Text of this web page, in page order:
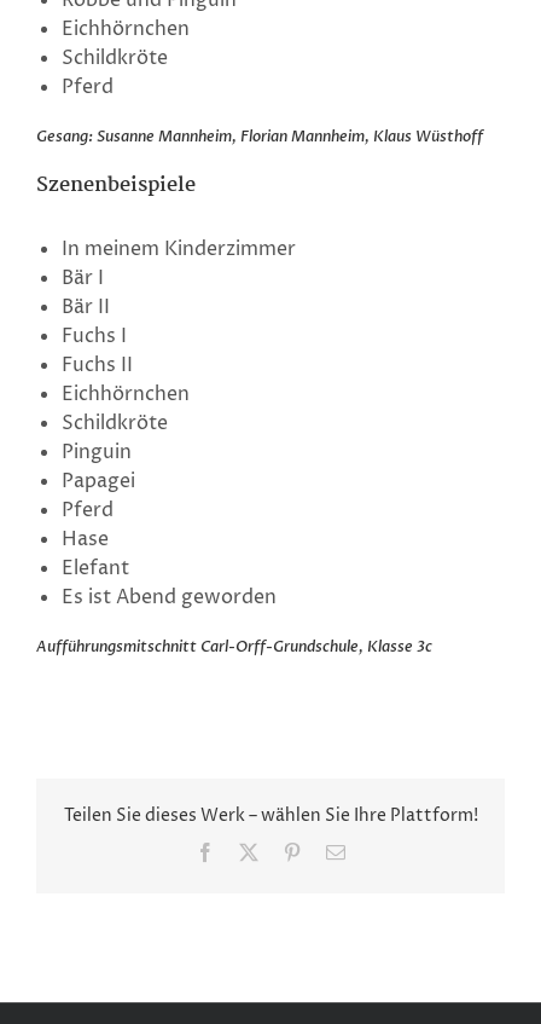
Eichhörnchen
Schildkröte
Pferd
Gesang: Susanne Mannheim, Florian Mannheim, Klaus Wüsthoff
Szenenbeispiele
In meinem Kinderzimmer
Bär I
Bär II
Fuchs I
Fuchs II
Eichhörnchen
Schildkröte
Pinguin
Papagei
Pferd
Hase
Elefant
Es ist Abend geworden
Aufführungsmitschnitt Carl-Orff-Grundschule, Klasse 3c
Teilen Sie dieses Werk – wählen Sie Ihre Plattform!
Facebook Pinterest
E-